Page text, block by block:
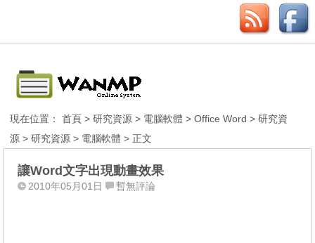
現在位置：首頁 >研究資源 > 電腦軟體 >Office Word >研究資
源 >研究資源 > 電腦軟體 > 正文
讓Word文字出現動畫效果
2010年05月01日 暫無評論